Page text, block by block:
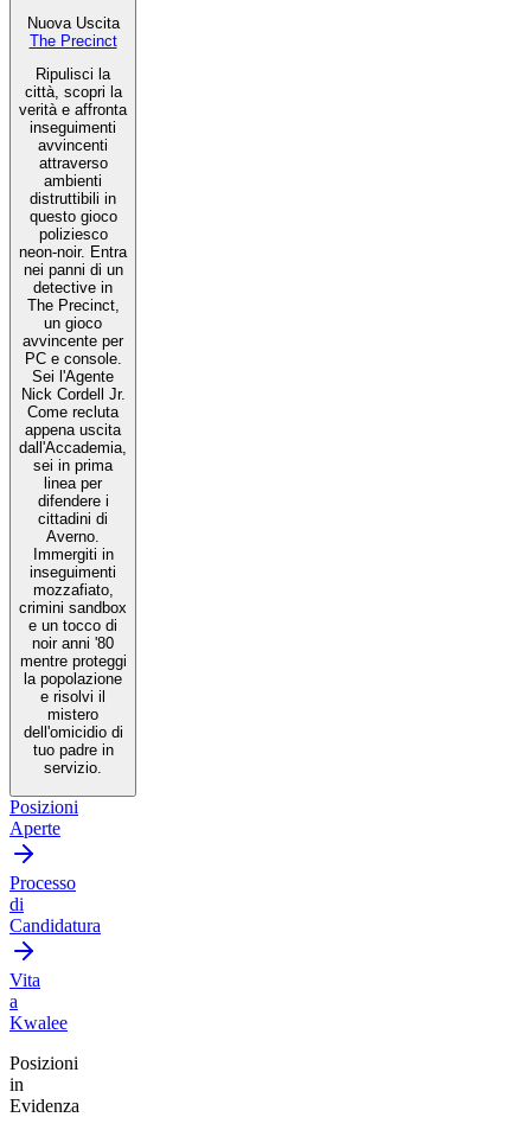
Nuova Uscita
The Precinct
Ripulisci la
città, scopri la
verità e affronta
inseguimenti
avvincenti
attraverso
ambienti
distruttibili in
questo gioco
poliziesco
neon-noir. Entra
nei panni di un
detective in
The Precinct,
un gioco
avvincente per
PC e console.
Sei l'Agente
Nick Cordell Jr.
Come recluta
appena uscita
dall'Accademia,
sei in prima
linea per
difendere i
cittadini di
Averno.
Immergiti in
inseguimenti
mozzafiato,
crimini sandbox
e un tocco di
noir anni '80
mentre proteggi
la popolazione
e risolvi il
mistero
dell'omicidio di
tuo padre in
servizio.
Posizioni
Aperte
Processo
di
Candidatura
Vita
a
Kwalee
Posizioni
in
Evidenza